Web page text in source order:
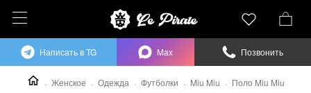
Женское Одежда Футболки Miu Miu Поло Miu Miu
Написать в TG Max Позвонить